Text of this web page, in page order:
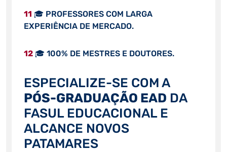
11 🎓 PROFESSORES COM LARGA
EXPERIÊNCIA DE MERCADO.
12🎓 100% DE MESTRES E DOUTORES.
ESPECIALIZE-SE COM A
PÓS-GRADUAÇÃO EAD DA
FASUL EDUCACIONAL E
ALCANCE NOVOS
PATAMARES